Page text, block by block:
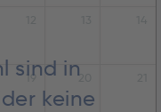
sind in
keine
19 20